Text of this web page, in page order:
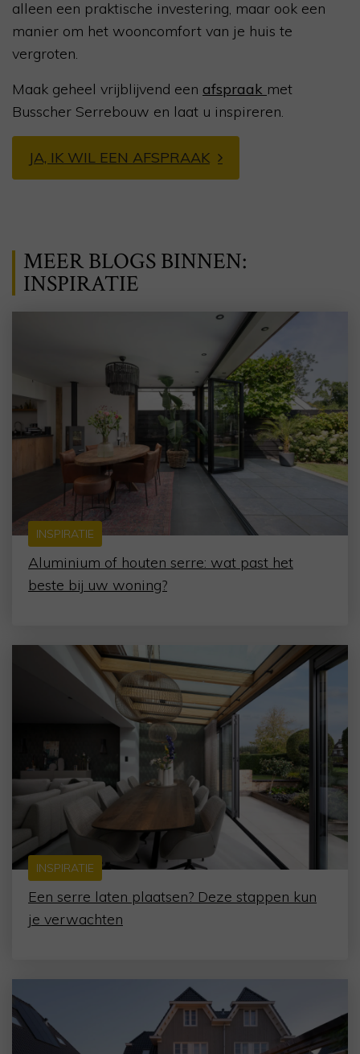
alleen een praktische investering, maar ook een
manier om het wooncomfort van je huis te
vergroten.
Maak geheel vrijblijvend een afspraak met
Busscher Serrebouw en laat u inspireren.
JA, IK WIL EEN AFSPRAAK
MEER BLOGS BINNEN:
INSPIRATIE
INSPIRATIE
Aluminium of houten serre: wat past het
beste bij uw woning?
INSPIRATIE
Een serre laten plaatsen? Deze stappen kun
je verwachten